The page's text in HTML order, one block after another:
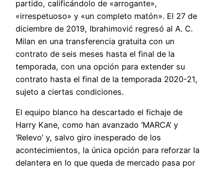
partido, calificándolo de «arrogante»,
«irrespetuoso» y «un completo matón». El 27 de
diciembre de 2019, Ibrahimović regresó al A. C.
Milan en una transferencia gratuita con un
contrato de seis meses hasta el final de la
temporada, con una opción para extender su
contrato hasta el final de la temporada 2020-21,
sujeto a ciertas condiciones.
El equipo blanco ha descartado el fichaje de
Harry Kane, como han avanzado ‘MARCA’ y
‘Relevo’ y, salvo giro inesperado de los
acontecimientos, la única opción para reforzar la
delantera en lo que queda de mercado pasa por